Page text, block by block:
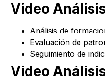
Video
Análisis de
Evaluación de
Seguimiento de
Video